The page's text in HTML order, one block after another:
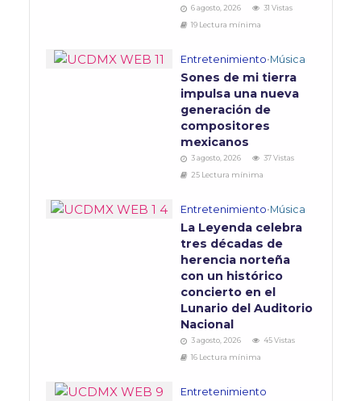
6 agosto, 2026
31 Vistas
19 Lectura mínima
Entretenimiento•Música
Sones de mi tierra
impulsa una nueva
generación de
compositores
mexicanos
3 agosto, 2026
37 Vistas
25 Lectura mínima
Entretenimiento•Música
La Leyenda celebra
tres décadas de
herencia norteña
con un histórico
concierto en el
Lunario del Auditorio
Nacional
3 agosto, 2026
45 Vistas
16 Lectura mínima
Entretenimiento